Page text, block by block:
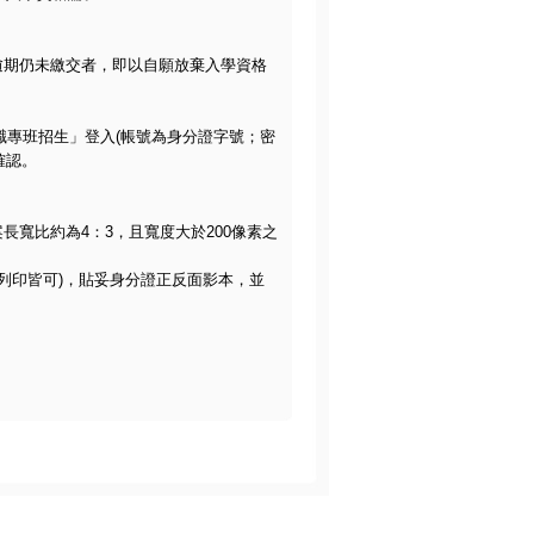
仍未繳交者，即以自願放棄入學資格
班招生」登入(帳號為身分證字號；密
。
寬比約為4：3，且寬度大於200像素之
印皆可)，貼妥身分證正反面影本，並